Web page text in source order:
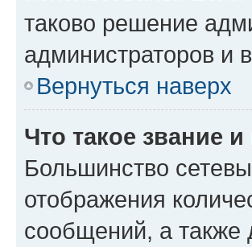
таково решение
администраторов и
Вернуться наверх
Что такое звание
Большинство
отображения
сообщений, а также